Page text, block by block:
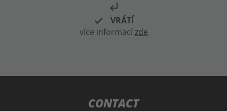
subdirectory_arrow_left
VRÁTÍ
více informacízde
CONTACT